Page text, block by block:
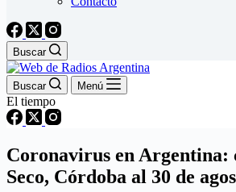
Buscar
Buscar Menú
El tiempo
Coronavirus en Argentina:
Seco, Córdoba al 30 de